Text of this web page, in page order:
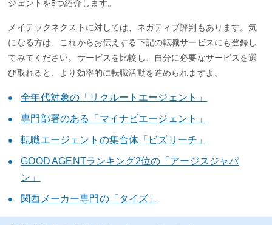
ジェントを5つ紹介します。
メイテックネクストに対しては、ネガティブ評判もあります。気
になる方は、これからお伝えする下記の転職サービスにも登録し
てみてください。サービスを比較し、自分に必要なサービスを選
び取れると、より効率的に転職活動を進められますよ。
全年代対象の「リクルートエージェント」
専門部署のある「マイナビエージェント」
転職エージェントの集合体「ビズリーチ」
GOOD AGENTランキング2位の「アージスジャパ
ン」
関西メーカー専門の「タイズ」